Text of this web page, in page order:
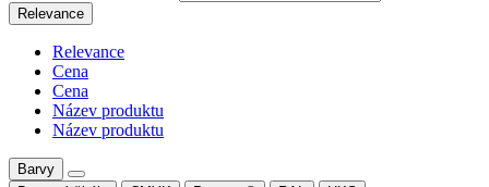
Relevance
Relevance
Cena
Cena
Název produktu
Název produktu
Barvy